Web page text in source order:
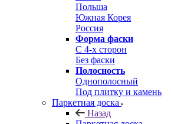
Польша
Южная Корея
Россия
Форма фаски
С 4-х сторон
Без фаски
Полосность
Однополосный
Под плитку и камень
Паркетная доска
Назад